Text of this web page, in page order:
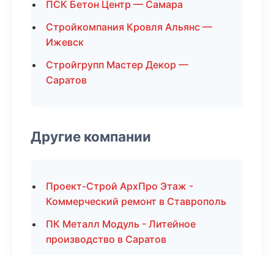
ПСК Бетон Центр — Самара
Стройкомпания Кровля Альянс —
Ижевск
Стройгрупп Мастер Декор —
Саратов
Другие компании
Проект-Строй АрхПро Этаж -
Коммерческий ремонт в Ставрополь
ПК Металл Модуль - Литейное
производство в Саратов